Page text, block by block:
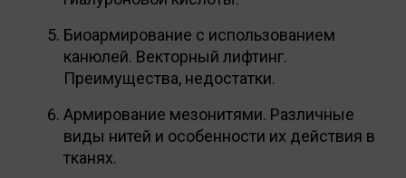
Биоармирование с использованием
канюлей. Векторный лифтинг.
Преимущества, недостатки.
Армирование мезонитями. Различные
виды нитей и особенности их действия в
тканях.